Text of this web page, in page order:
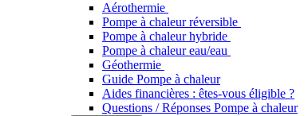
Aérothermie
Pompe à chaleur réversible
Pompe à chaleur hybride
Pompe à chaleur​ eau/eau
Géothermie
Guide Pompe à chaleur
Aides financières : êtes-vous éligible ?
Questions / Réponses Pompe à chaleur